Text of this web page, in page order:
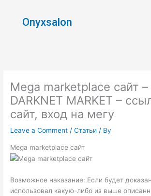
contentOnyxsalon
Mega marketplace сайт –
DARKNET MARKET –
сайт, вход на мегу
Leave a Comment /Статьи / By
Mega marketplace сайт
Возможное наказание: Если будет
использовал какую-либо из выше